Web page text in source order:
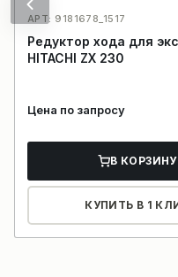
АРТ: 9181678_1517
Редуктор хода для
HITACHI ZX 230
Цена по запросу
В КОРЗИНУ
КУПИТЬ В 1